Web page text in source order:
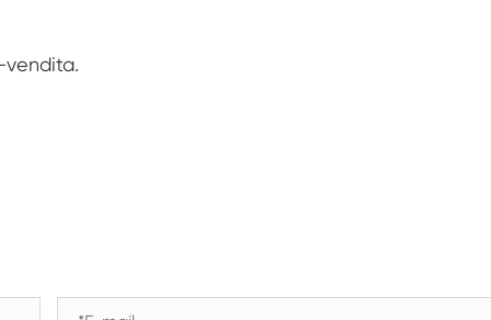
LV124 K-12 apparecchiature per Test di
temperatura e spruzzi d'acqua
vendita.